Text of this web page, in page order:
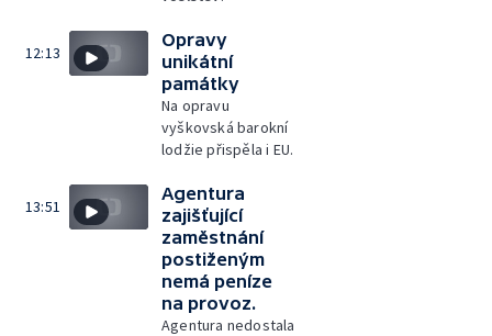
12:13
Opravy
unikátní
památky
Na opravu
vyškovská barokní
lodžie přispěla i EU.
13:51
Agentura
zajišťující
zaměstnání
postiženým
nemá peníze
na provoz.
Agentura nedostala